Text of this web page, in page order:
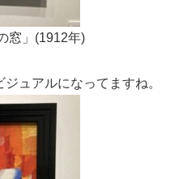
窓」(1912年)
ュアルになってますね。